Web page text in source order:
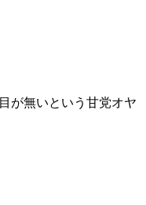
が無いという甘党オヤ